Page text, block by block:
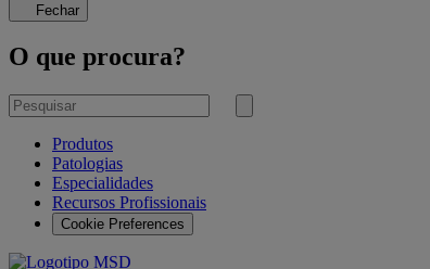
Fechar
O que procura?
Pesquisar
por
Submeter
Produtos
Patologias
Especialidades
Recursos Profissionais
Cookie Preferences